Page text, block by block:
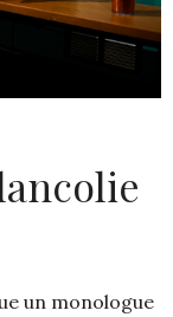
un monologue